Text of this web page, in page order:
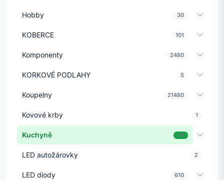
Hobby 30
KOBERCE 101
Komponenty 2480
KORKOVÉ PODLAHY 5
Koupelny 21480
Kovové krby 1
Kuchyně 73
LED autožárovky 2
LED diody 610